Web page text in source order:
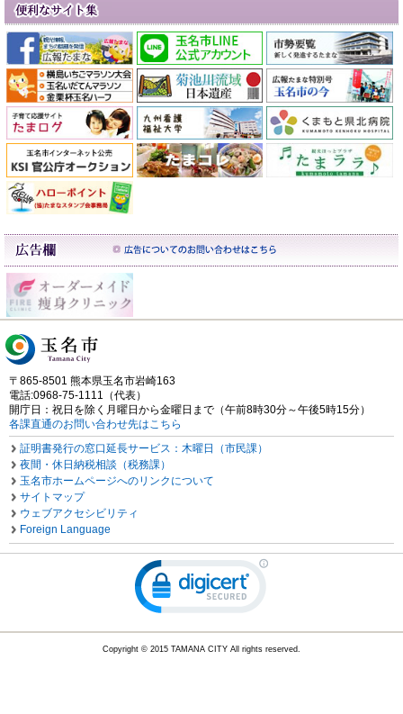
〒865-8501 熊本県玉名市岩崎163
電話:0968-75-1111（代表）
開庁日：祝日を除く月曜日から金曜日まで（午前8時30分～午後5時15分）
各課直通のお問い合わせ先はこちら
証明書発行の窓口延長サービス：木曜日（市民課）
夜間・休日納税相談（税務課）
玉名市ホームページへのリンクについて
サイトマップ
ウェブアクセシビリティ
Foreign Language
Copyright © 2015 TAMANA CITY All rights reserved.